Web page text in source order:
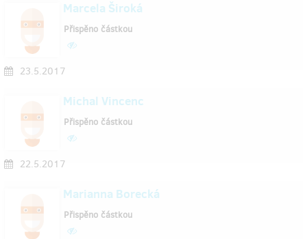
Marcela Široká
23.5.2017
Přispěno částkou
Michal Vincenc
22.5.2017
Přispěno částkou
Marianna Borecká
Přispěno částkou